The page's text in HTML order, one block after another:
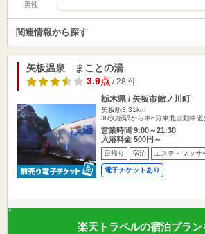
男性
関連情報から探す
矢板温泉 まことの湯
3.9点/ 28 件
栃木県 / 矢板市館ノ川町
矢板駅3.31km
JR矢板駅から車6分東北自動車
営業時間 9:00～21:30
入浴料金 500円～
日帰り 宿泊 エステ・マッサ
電子チケットあり
楽天トラベルの宿泊プラン